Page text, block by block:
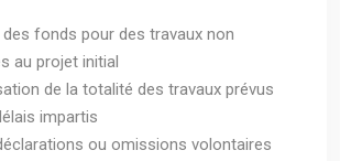
fonds pour des travaux non
au projet initial
de la totalité des travaux prévus
impartis
ou omissions volontaires